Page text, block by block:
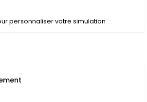
personnaliser votre simulation